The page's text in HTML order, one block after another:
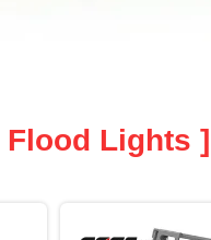
Lights ]